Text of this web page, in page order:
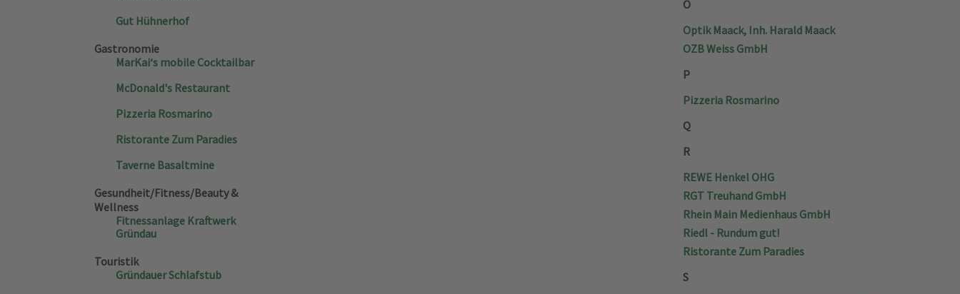
Gut Hühnerhof
Gastronomie
MarKai‘s mobile Cocktailbar
McDonald's Restaurant
Pizzeria Rosmarino
Ristorante Zum Paradies
Taverne Basaltmine
Gesundheit/Fitness/Beauty &
Wellness
Fitnessanlage Kraftwerk
Gründau
Touristik
Gründauer Schlafstub
O
Optik Maack, Inh. Harald Maack
OZB Weiss GmbH
P
Pizzeria Rosmarino
Q
R
REWE Henkel OHG
RGT Treuhand GmbH
Rhein Main Medienhaus GmbH
Riedl - Rundum gut!
Ristorante Zum Paradies
S